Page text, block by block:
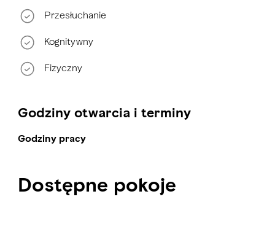
Przesłuchanie
Kognitywny
Fizyczny
Godziny otwarcia i terminy
Godziny pracy
Dostępne pokoje
Pokoje jednoosobowe